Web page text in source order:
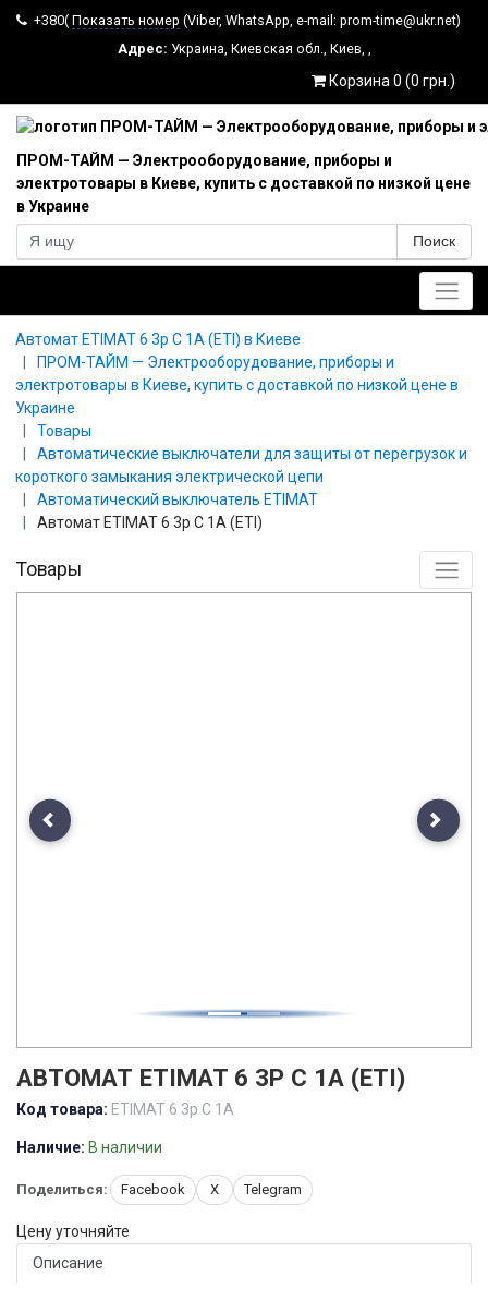
+380( Показать номер (Viber, WhatsApp, e-mail: prom-time@ukr.net)
Адрес: Украина, Киевская обл., Киев, ,
Корзина 0 (0 грн.)
ПРОМ-ТАЙМ — Электрооборудование, приборы и
электротовары в Киеве, купить с доставкой по низкой цене
в Украине
Поиск
Автомат ETIMAT 6 3p С 1А (ETI) в Киеве
ПРОМ-ТАЙМ — Электрооборудование, приборы и
электротовары в Киеве, купить с доставкой по низкой цене в
Украине
Товары
Автоматические выключатели для защиты от перегрузок и
короткого замыкания электрической цепи
Автоматический выключатель ETIMAT
Автомат ETIMAT 6 3p С 1А (ETI)
Товары
Previous Next
АВТОМАТ ETIMAT 6 3P С 1А (ETI)
Код товара: ETIMAT 6 3p С 1А
Наличие: В наличии
Поделиться: Facebook X Telegram
Цену уточняйте
Описание